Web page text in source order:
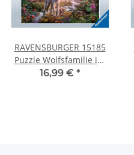
RAVENSBURGER 15185
Puzzle Wolfsfamilie im
Sommer 1000 Teile
16,99 € *